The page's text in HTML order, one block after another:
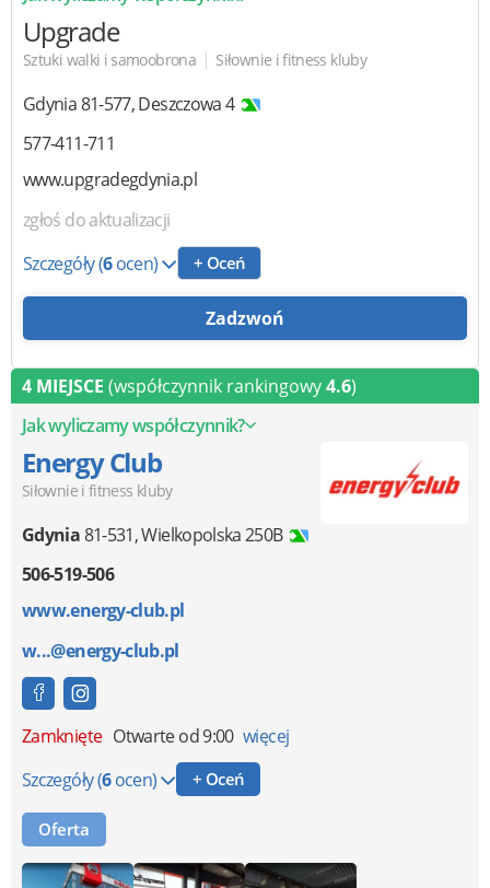
Upgrade
Sztuki walki i samoobrona | Siłownie i fitness kluby
Gdynia81-577,Deszczowa 4
577-411-711
www.upgradegdynia.pl
zgłoś do aktualizacji
Szczegóły(6ocen) + Oceń
Zadzwoń
4 MIEJSCE (współczynnik rankingowy4.6)
Jak wyliczamy współczynnik?
Energy Club
Siłownie i fitness kluby
Gdynia81-531,Wielkopolska 250B
506-519-506
www.energy-club.pl
w...@energy-club.pl
Zamknięte Otwarte od 9:00 więcej
Szczegóły(6ocen) + Oceń
Oferta